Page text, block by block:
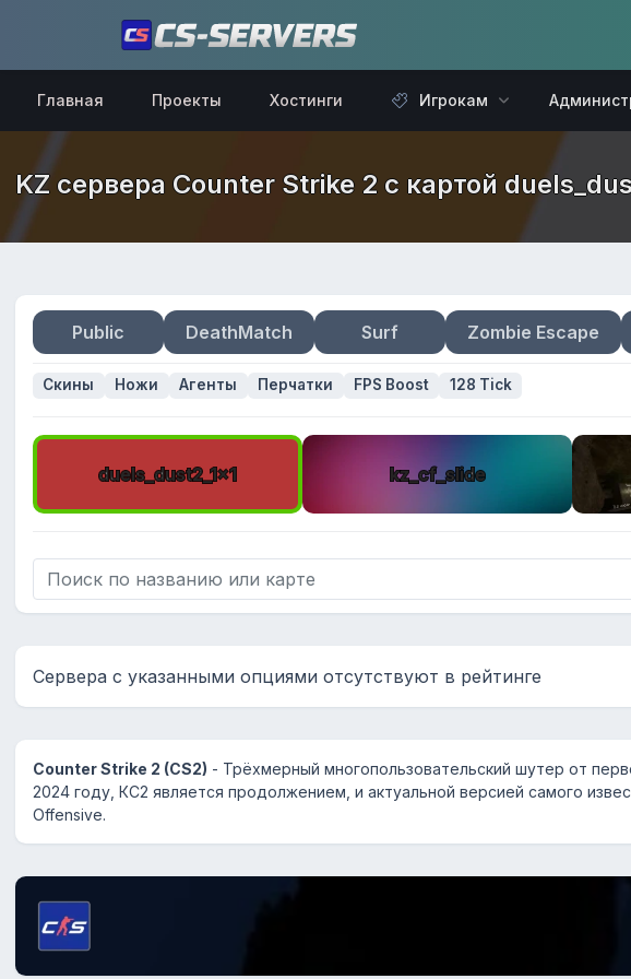
Главная Проекты Хостинги Игрокам
KZ сервера Counter Strike 2 с картой
Public DeathMatch Surf Zombie Escape
Скины Ножи Агенты Перчатки FPS Boost 128 Tick
duels_dust2_1x1 kz_cf_slide
Сервера с указанными опциями отсутствуют в рейтинге
Counter Strike 2 (CS2) - Трёхмерный многопользовательский шутер от
2024 году, КС2 является продолжением, и актуальной версией самого
Offensive.